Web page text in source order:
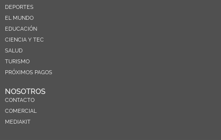
DEPORTES
EL MUNDO
EDUCACIÓN
CIENCIA Y TEC
SALUD
TURISMO
PRÓXIMOS PAGOS
NOSOTROS
CONTACTO
COMERCIAL
MEDIAKIT